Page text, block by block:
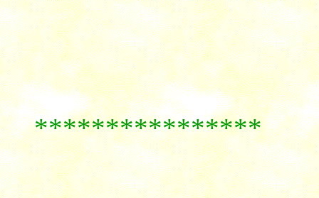
****************